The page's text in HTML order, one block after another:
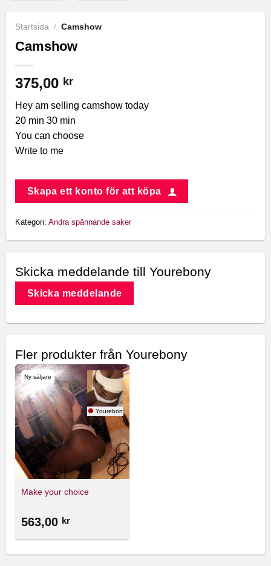
Startsida / Camshow
Camshow
375,00 kr
Hey am selling camshow today
20 min 30 min
You can choose
Write to me
Skapa ett konto för att köpa
Kategori: Andra spännande saker
Skicka meddelande till Yourebony
Skicka meddelande
Fler produkter från Yourebony
Ny säljare
Yourebony
Make your choice
563,00 kr